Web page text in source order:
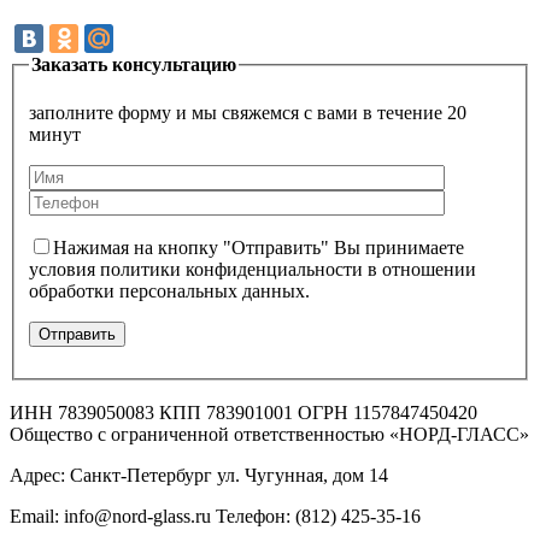
Заказать консультацию
заполните форму и мы свяжемся с вами в течение 20
минут
Нажимая на кнопку "Отправить" Вы принимаете
условия политики конфиденциальности в отношении
обработки персональных данных.
ИНН 7839050083 КПП 783901001 ОГРН 1157847450420
Общество с ограниченной ответственностью «НОРД-ГЛАСС»
Адрес: Санкт-Петербург ул. Чугунная, дом 14
Email: info@nord-glass.ru Телефон: (812) 425-35-16